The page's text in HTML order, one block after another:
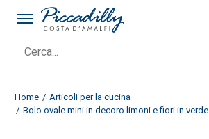
Home
Articoli per la cucina
Bolo ovale mini in decoro limoni e fiori in verde